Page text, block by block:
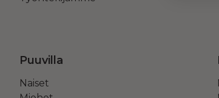
Puuvilla
Naiset